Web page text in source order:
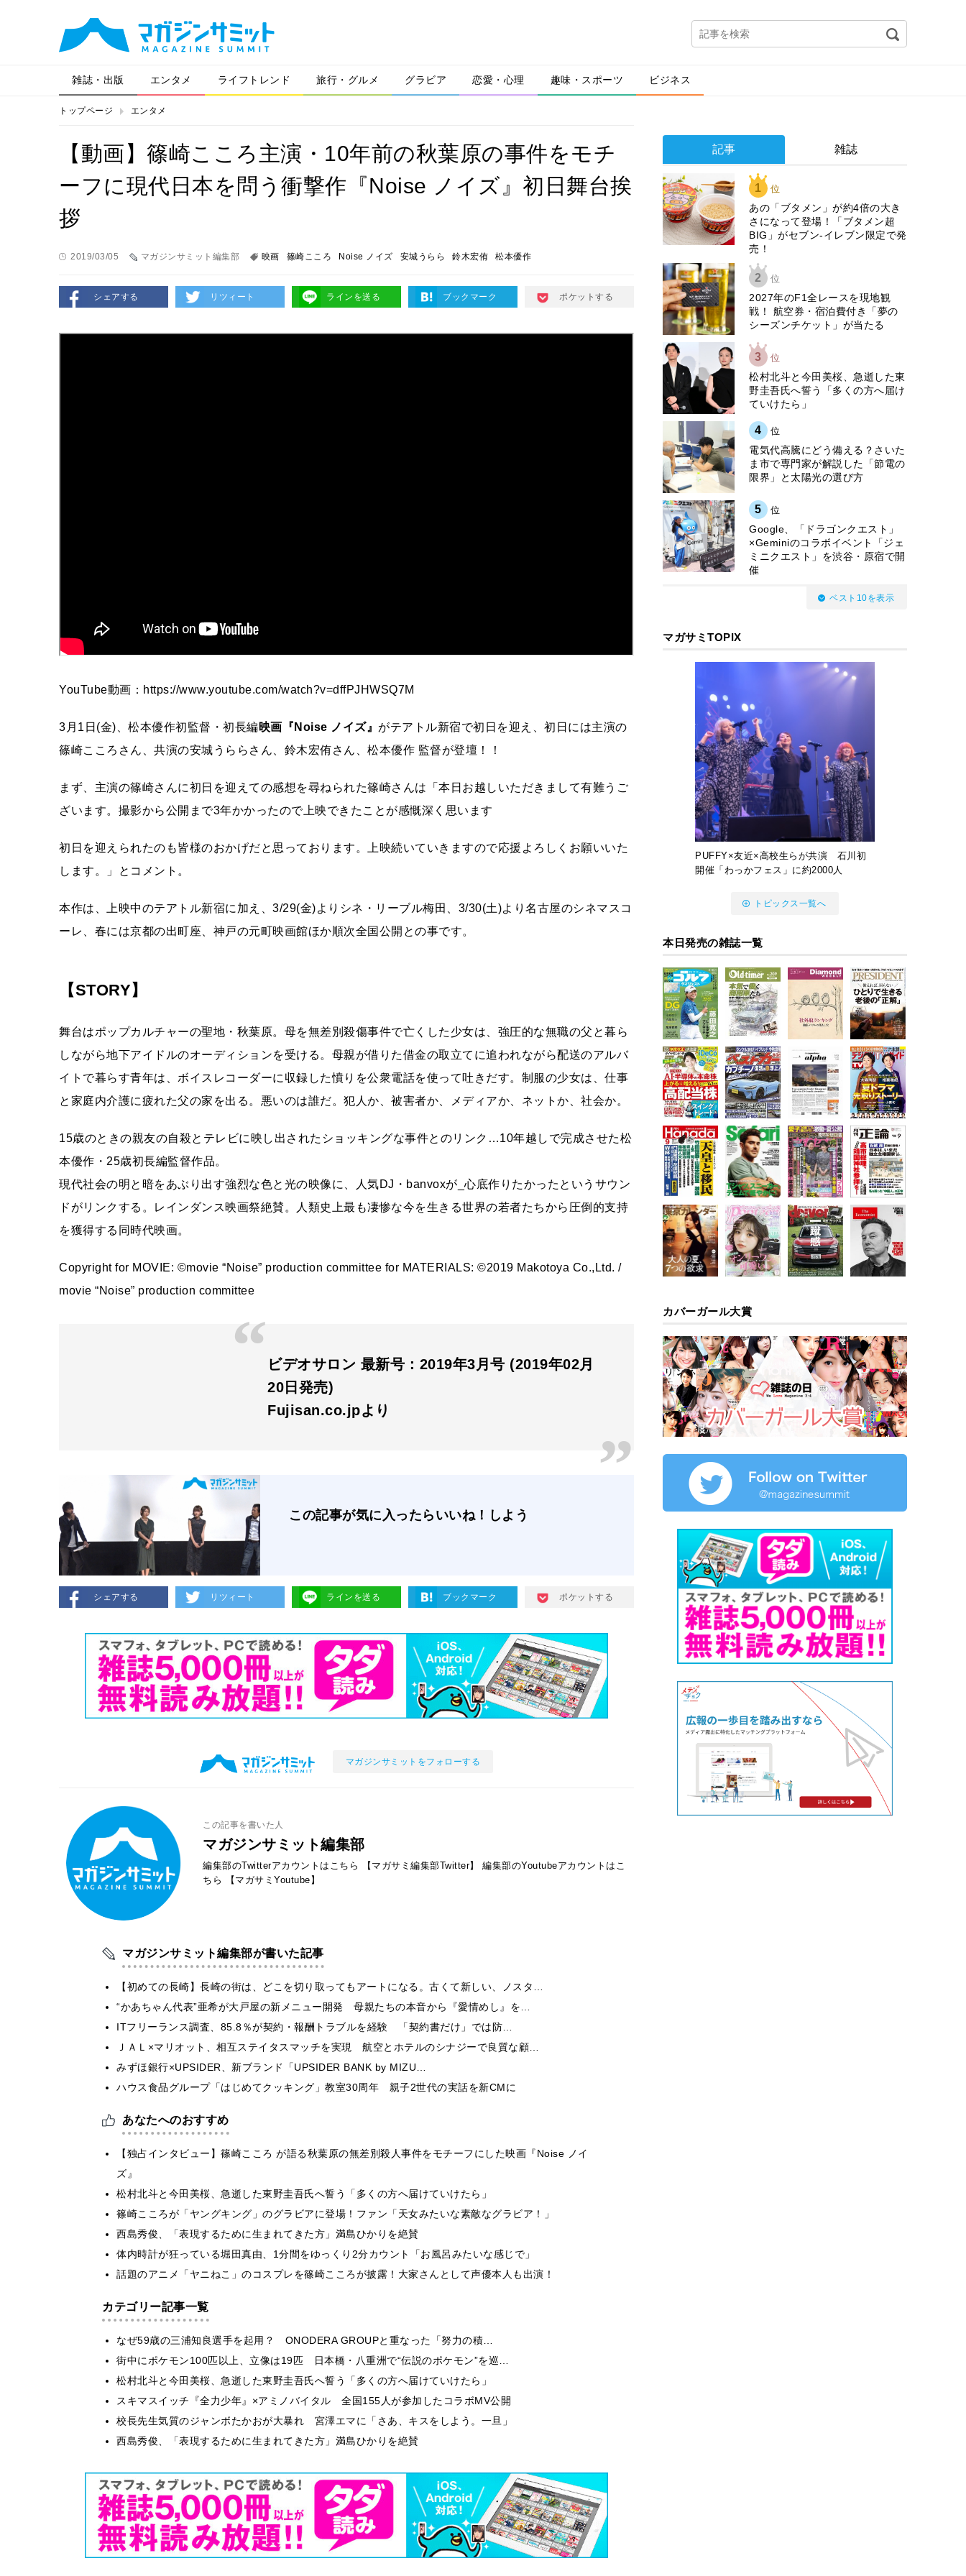
雑誌・出版 エンタメ ライフトレンド 旅行・グルメ グラビア 恋愛・心理 趣味・スポーツ ビジネス
トップページ エンタメ
【動画】篠崎こころ主演・10年前の秋葉原の事件をモチ
ーフに現代日本を問う衝撃作『Noise ノイズ』初日舞台挨
拶
2019/03/05 マガジンサミット編集部 映画 篠崎こころ Noise ノイズ 安城うらら 鈴木宏侑 松本優作
シェアする リツィート ラインを送る ブックマーク ポケットする
YouTube動画：https://www.youtube.com/watch?v=dffPJHWSQ7M
3月1日(金)、松本優作初監督・初長編映画『Noise ノイズ』 がテアトル新宿で初日を迎え、初日には主演の
篠崎こころさん、共演の安城うららさん、鈴木宏侑さん、松本優作 監督が登壇！！
まず、主演の篠崎さんに初日を迎えての感想を尋ねられた篠崎さんは「本日お越しいただきまして有難うご
ざいます。撮影から公開まで3年かかったので上映できたことが感慨深く思います
初日を迎えられたのも皆様のおかげだと思っております。上映続いていきますので応援よろしくお願いいた
します。」とコメント。
本作は、上映中のテアトル新宿に加え、3/29(金)よりシネ・リーブル梅田、3/30(土)より名古屋のシネマスコ
ーレ、春には京都の出町座、神戸の元町映画館ほか順次全国公開との事です。
【STORY】
舞台はポップカルチャーの聖地・秋葉原。母を無差別殺傷事件で亡くした少女は、強圧的な無職の父と暮ら
しながら地下アイドルのオーディションを受ける。母親が借りた借金の取立てに追われながら配送のアルバ
イトで暮らす青年は、ボイスレコーダーに収録した憤りを公衆電話を使って吐きだす。制服の少女は、仕事
と家庭内介護に疲れた父の家を出る。悪いのは誰だ。犯人か、被害者か、メディアか、ネットか、社会か。
15歳のときの親友の自殺とテレビに映し出されたショッキングな事件とのリンク…10年越しで完成させた松
本優作・25歳初長編監督作品。
現代社会の明と暗をあぶり出す強烈な色と光の映像に、人気DJ・banvoxが_心底作りたかったというサウン
ドがリンクする。レインダンス映画祭絶賛。人類史上最も凄惨な今を生きる世界の若者たちから圧倒的支持
を獲得する同時代映画。
Copyright for MOVIE: ©movie “Noise” production committee for MATERIALS: ©2019 Makotoya Co.,Ltd. /
movie “Noise” production committee
ビデオサロン 最新号：2019年3月号 (2019年02月
20日発売)
Fujisan.co.jpより
この記事が気に入ったらいいね！しよう
シェアする リツィート ラインを送る ブックマーク ポケットする
マガジンサミットをフォローする
この記事を書いた人
マガジンサミット編集部
編集部のTwitterアカウントはこちら 【マガサミ編集部Twitter】
編集部のYoutubeアカウントはこ
ちら
【マガサミYoutube】
マガジンサミット編集部が書いた記事
【初めての長崎】長崎の街は、どこを切り取ってもアートになる。古くて新しい、ノスタ…
“かあちゃん代表”亜希が大戸屋の新メニュー開発 母親たちの本音から『愛情めし』を…
ITフリーランス調査、85.8％が契約・報酬トラブルを経験 「契約書だけ」では防…
ＪＡＬ×マリオット、相互ステイタスマッチを実現 航空とホテルのシナジーで良質な顧…
みずほ銀行×UPSIDER、新ブランド「UPSIDER BANK by MIZU…
ハウス食品グループ「はじめてクッキング」教室30周年 親子2世代の実話を新CMに
あなたへのおすすめ
【独占インタビュー】篠崎こころ が語る秋葉原の無差別殺人事件をモチーフにした映画『Noise ノイ
ズ』
松村北斗と今田美桜、急逝した東野圭吾氏へ誓う「多くの方へ届けていけたら」
篠崎こころが「ヤングキング」のグラビアに登場！ファン「天女みたいな素敵なグラビア！」
西島秀俊、「表現するために生まれてきた方」満島ひかりを絶賛
体内時計が狂っている堀田真由、1分間をゆっくり2分カウント「お風呂みたいな感じで」
話題のアニメ「ヤニねこ」のコスプレを篠崎こころが披露！大家さんとして声優本人も出演！
カテゴリー記事一覧
なぜ59歳の三浦知良選手を起用？ ONODERA GROUPと重なった「努力の積…
街中にポケモン100匹以上、立像は19匹 日本橋・八重洲で“伝説のポケモン”を巡…
松村北斗と今田美桜、急逝した東野圭吾氏へ誓う「多くの方へ届けていけたら」
スキマスイッチ『全力少年』×アミノバイタル 全国155人が参加したコラボMV公開
校長先生気質のジャンボたかおが大暴れ 宮澤エマに「さあ、キスをしよう。一旦」
西島秀俊、「表現するために生まれてきた方」満島ひかりを絶賛
記事 雑誌
1 位
あの「ブタメン」が約4倍の大き
さになって登場！「ブタメン超
BIG」がセブン‐イレブン限定で発
売！
2 位
2027年のF1全レースを現地観
戦！ 航空券・宿泊費付き「夢の
シーズンチケット」が当たる
3 位
松村北斗と今田美桜、急逝した東
野圭吾氏へ誓う「多くの方へ届け
ていけたら」
4 位
電気代高騰にどう備える？さいた
ま市で専門家が解説した「節電の
限界」と太陽光の選び方
5 位
Google、「ドラゴンクエスト」
×Geminiのコラボイベント「ジェ
ミニクエスト」を渋谷・原宿で開
催
ベスト10を表示
マガサミTOPIX
PUFFY×友近×高校生らが共演 石川初
開催「わっかフェス」に約2000人
トピックス一覧へ
本日発売の雑誌一覧
カバーガール大賞